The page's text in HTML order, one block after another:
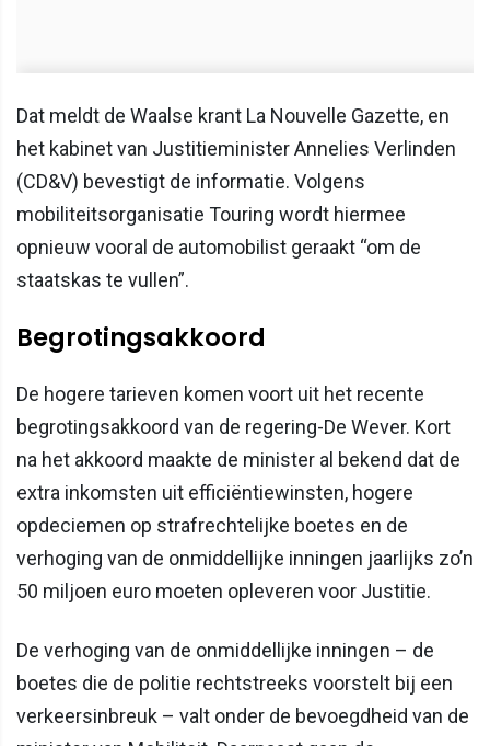
Dat meldt de Waalse krant La Nouvelle Gazette, en
het kabinet van Justitie­minister Annelies Verlinden
(CD&V) bevestigt de informatie. Volgens
mobiliteitsorganisatie Touring wordt hiermee
opnieuw vooral de automobilist geraakt “om de
staatskas te vullen”.
Begrotingsakkoord
De hogere tarieven komen voort uit het recente
begrotingsakkoord van de regering-De Wever. Kort
na het akkoord maakte de minister al bekend dat de
extra inkomsten uit efficiëntiewinsten, hogere
opdeciemen op strafrechtelijke boetes en de
verhoging van de onmiddellijke inningen jaarlijks zo’n
50 miljoen euro moeten opleveren voor Justitie.
De verhoging van de onmiddellijke inningen – de
boetes die de politie rechtstreeks voorstelt bij een
verkeersinbreuk – valt onder de bevoegdheid van de